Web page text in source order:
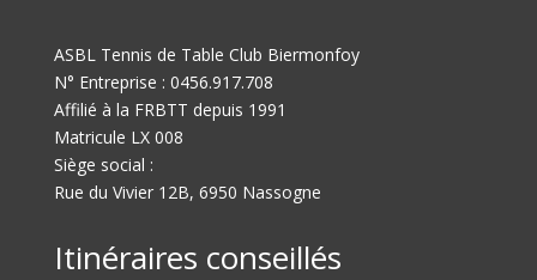
ASBL Tennis de Table Club Biermonfoy
N° Entreprise : 0456.917.708
Affilié à la FRBTT depuis 1991
Matricule LX 008
Siège social :
Rue du Vivier 12B, 6950 Nassogne
Itinéraires conseillés